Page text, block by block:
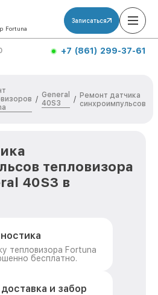
Fortuna
Записаться
+7 (861) 299-37-61
/
General
40S3
/ Ремонт датчика
синхроимпульсов
тепловизора
40S3 в
тепловизора Fortuna
бесплатно.
и забор